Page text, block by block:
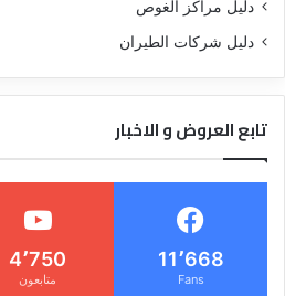
دليل مراكز الغوص
دليل شركات الطيران
تابع العروض و الاخبار
11٬668
Fans
4٬750
متابعون